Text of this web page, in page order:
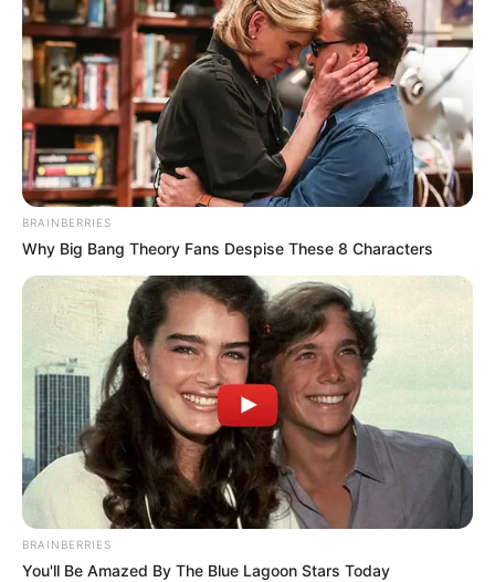
Про це повідомляє офіційний сайт Міністерство
оборони Румунії та його верифікована сторінка у
Facebbok.
BRAINBERRIES
Why Big Bang Theory Fans Despise These 8 Characters
BRAINBERRIES
You'll Be Amazed By The Blue Lagoon Stars Today